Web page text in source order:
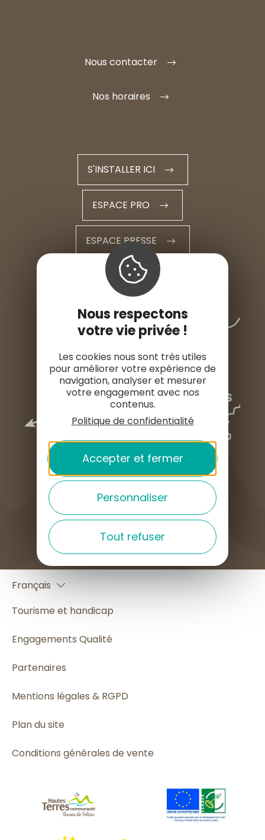
Nous contacter
Nos horaires
S'INSTALLER ICI
ESPACE PRO
ESPACE PRESSE
COMMENT VENIR ?
Français
English
Español
Tourisme et handicap
Engagements Qualité
Partenaires
Mentions légales & RGPD
Plan du site
Conditions générales de vente
Nous respectons
votre vie privée !
Les cookies nous sont très utiles
pour améliorer votre expérience de
navigation, analyser et mesurer
votre engagement avec nos
contenus.
Politique de confidentialité
Accepter et fermer
Personnaliser
Tout refuser